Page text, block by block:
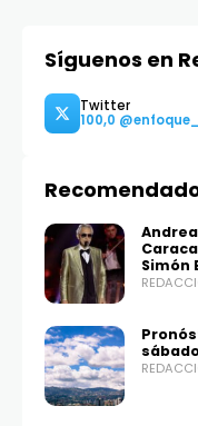
Síguenos en
Twitter
100,0
Simón